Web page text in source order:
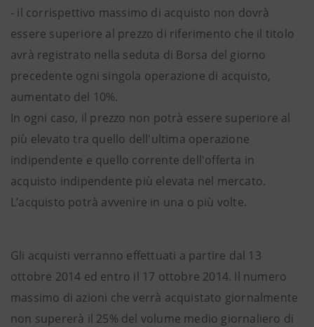
- il corrispettivo massimo di acquisto non dovrà
essere superiore al prezzo di riferimento che il titolo
avrà registrato nella seduta di Borsa del giorno
precedente ogni singola operazione di acquisto,
aumentato del 10%.
In ogni caso, il prezzo non potrà essere superiore al
più elevato tra quello dell'ultima operazione
indipendente e quello corrente dell'offerta in
acquisto indipendente più elevata nel mercato.
L’acquisto potrà avvenire in una o più volte.
Gli acquisti verranno effettuati a partire dal 13
ottobre 2014 ed entro il 17 ottobre 2014. Il numero
massimo di azioni che verrà acquistato giornalmente
non supererà il 25% del volume medio giornaliero di